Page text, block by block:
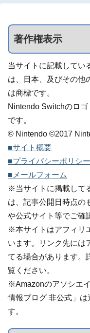
著作権表示
当サイトに記載してい
は、日本、及びその他
は商標です。
Nintendo Switchのロ
です。
© Nintendo ©2017
■サイト概要
■プライバシーポリシー
■メールフォーム
※当サイトに掲載して
は、記事公開日時点の
や公式サイト等でご確
※本サイトはアフィリ
います。リンク先には
てる場合があります。
覧ください。
※Amazonのアソシエ
情報ブログ 非公式」
す。